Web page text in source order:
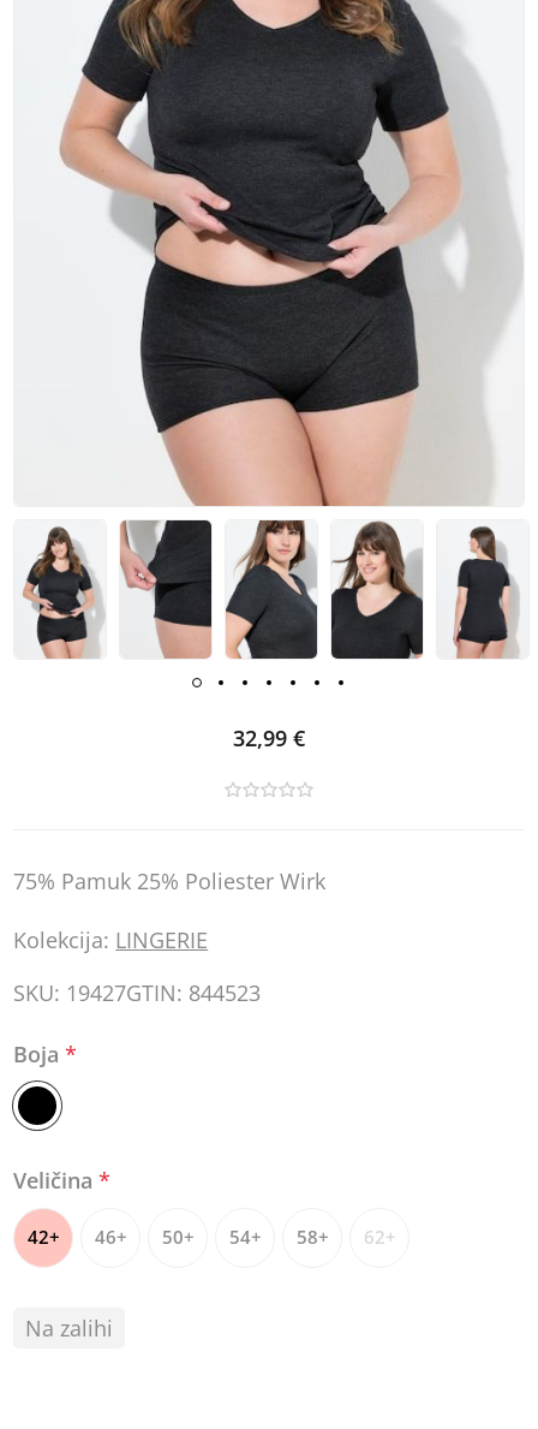
32,99 €
75% Pamuk 25% Poliester Wirk
Kolekcija: LINGERIE
SKU: 19427GTIN: 844523
Boja*
Veličina*
42+ 46+ 50+ 54+ 58+ 62+
Na zalihi